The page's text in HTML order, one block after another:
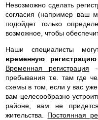
Невозможно сделать
согласия (например ваш
подойдет только
возможное, чтобы
Наши специалисты
временную
Временная регистрация -
пребывания т.е. там где
схемы в том, если у вас
вам целесообразно
районе, вам не
жительства. Постоянная